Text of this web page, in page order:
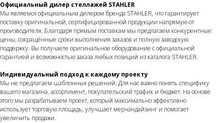
Официальный дилер стеллажей STAHLER
Мы являемся официальным дилером бренда STAHLER, что гарантирует
поставку оригинальной, сертифицированной продукции напрямую от
производителя. Благодаря прямым поставкам мы предлагаем конкурентные
цены, сокращённые сроки выполнения заказов и полную заводскую
поддержку. Вы получаете оригинальное оборудование с официальной
гарантией и возможностью заказа любых позиций из каталога STAHLER.
Индивидуальный подход к каждому проекту
Мы не предлагаем шаблонных решений. Для нас важно понять специфику
вашего магазина, ассортимент, покупательский трафик и бюджет. На основе
этого мы разрабатываем проект, который максимально эффективно
использует торговую площадь, улучшает мерчандайзинг и помогает
увеличить продажи.